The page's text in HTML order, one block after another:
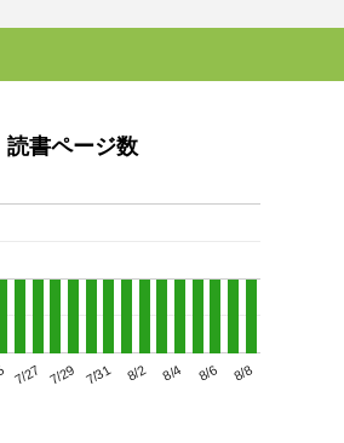
読書ページ数
7/27 7/29 7/31 8/2 8/4 8/6 8/8